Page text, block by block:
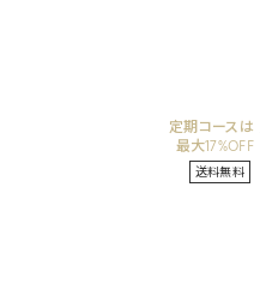
定期コースは
最大17%OFF
送料無料